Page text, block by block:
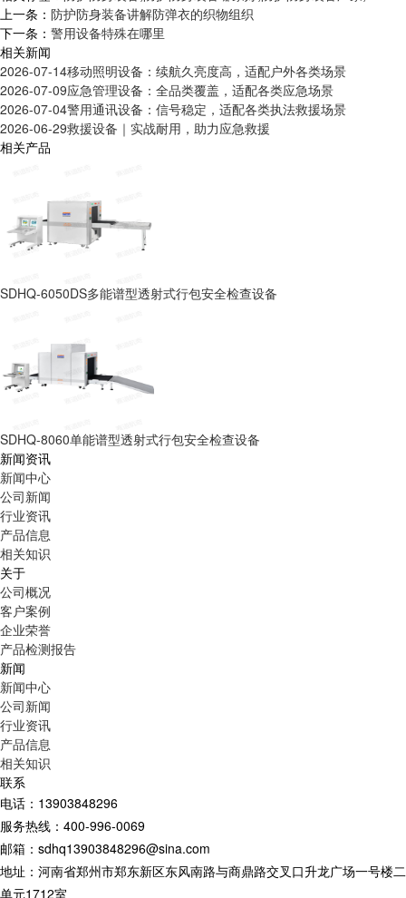
上一条： 防护防身装备讲解防弹衣的织物组织
下一条： 警用设备特殊在哪里
相关新闻
2026-07-14移动照明设备：续航久亮度高，适配户外各类场景
2026-07-09应急管理设备：全品类覆盖，适配各类应急场景
2026-07-04警用通讯设备：信号稳定，适配各类执法救援场景
2026-06-29救援设备｜实战耐用，助力应急救援
相关产品
SDHQ-6050DS多能谱型透射式行包安全检查设备
SDHQ-8060单能谱型透射式行包安全检查设备
新闻资讯
新闻中心
公司新闻
行业资讯
产品信息
相关知识
关于
公司概况
客户案例
企业荣誉
产品检测报告
新闻
新闻中心
公司新闻
行业资讯
产品信息
相关知识
联系
电话：13903848296
服务热线：400-996-0069
邮箱：sdhq13903848296@sina.com
地址：河南省郑州市郑东新区东风南路与商鼎路交叉口升龙广场一号楼二
单元1712室